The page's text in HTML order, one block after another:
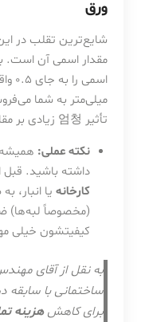
ورق
شایع‌ترین تقلب در
میلی‌متر به شما
تأثیر 엄청 زیادی بر مقاومت مکانیکی و طول عمر سقف دارد.
نکته عملی: همیشه
داشته باشید. قبل
کارخانه یا انبار،
(مخصوصاً لبه‌ها)
کیفیتشون خیلی
به نقل از آقای
ساختمانی با سابقه
برای کاهشهزینه